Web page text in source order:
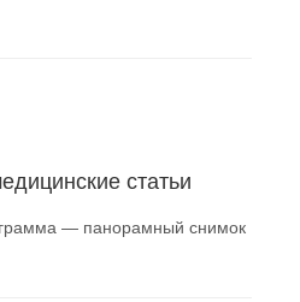
статьи
— панорамный снимок